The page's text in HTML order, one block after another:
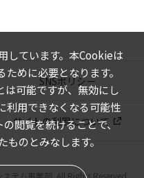
SNSポリシー
サイトの利用について
しています。本Cookieは
めに必要となります。
は可能ですが、無効にし
利用できなくなる可能性
閲覧を続けることで、
のとみなします。